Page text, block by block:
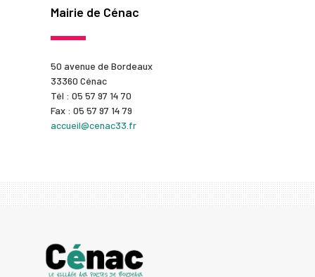
Mairie de Cénac
50 avenue de Bordeaux
33360 Cénac
Tél : 05 57 97 14 70
Fax : 05 57 97 14 79
accueil@cenac33.fr